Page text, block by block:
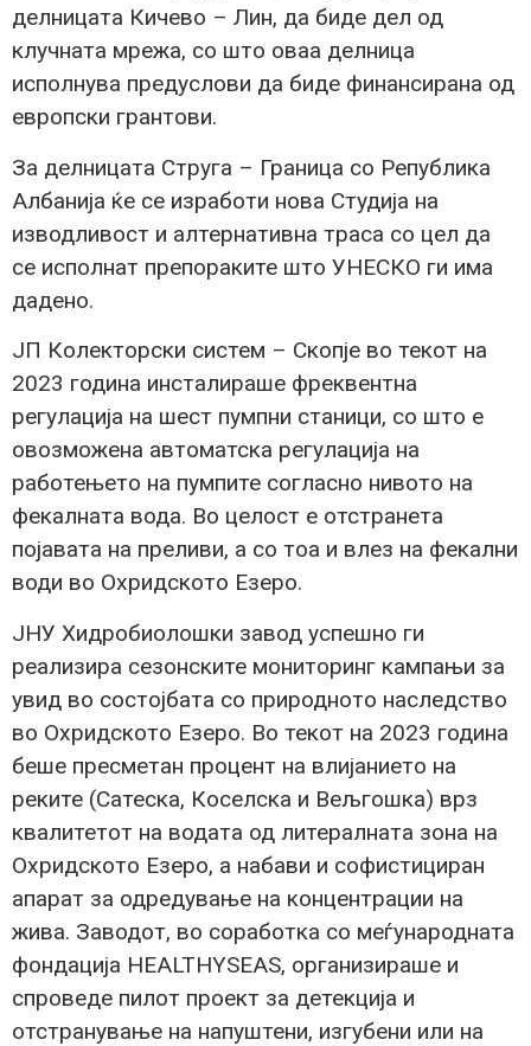
делницата Кичево – Лин, да биде дел од
клучната мрежа, со што оваа делница
исполнува предуслови да биде финансирана од
европски грантови.
За делницата Струга – Граница со Република
Албанија ќе се изработи нова Студија на
изводливост и алтернативна траса со цел да
се исполнат препораките што УНЕСКО ги има
дадено.
ЈП Колекторски систем – Скопје во текот на
2023 година инсталираше фреквентна
регулација на шест пумпни станици, со што е
овозможена автоматска регулација на
работењето на пумпите согласно нивото на
фекалната вода. Во целост е отстранета
појавата на преливи, а со тоа и влез на фекални
води во Охридското Езеро.
ЈНУ Хидробиолошки завод успешно ги
реализира сезонските мониторинг кампањи за
увид во состојбата со природното наследство
во Охридското Езеро. Во текот на 2023 година
беше пресметан процент на влијанието на
реките (Сатеска, Коселска и Вељгошка) врз
квалитетот на водата од литералната зона на
Охридското Езеро, а набави и софистициран
апарат за одредување на концентрации на
жива. Заводот, во соработка со меѓународната
фондација HEALTHYSEAS, организираше и
спроведе пилот проект за детекција и
отстранување на напуштени, изгубени или на